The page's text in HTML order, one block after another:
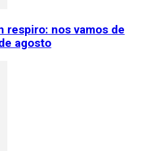
respiro: nos vamos de
agosto